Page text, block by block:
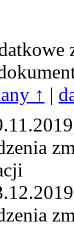
↑ |